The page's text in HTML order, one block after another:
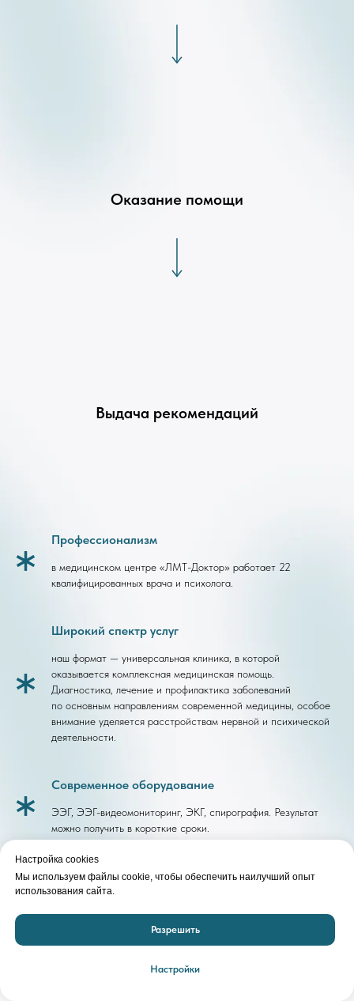
Настройка cookies
Мы используем файлы cookie, чтобы обеспечить наилучший опыт
использования сайта.
Разрешить
Настройки
Оказание помощи
Выдача рекомендаций
Профессионализм
в медицинском центре «ЛМТ-Доктор» работает 22
квалифицированных врача и психолога.
Широкий спектр услуг
наш формат — универсальная клиника, в которой
оказывается комплексная медицинская помощь.
Диагностика, лечение и профилактика заболеваний
по основным направлениям современной медицины, особое
внимание уделяется расстройствам нервной и психической
деятельности.
Современное оборудование
ЭЭГ, ЭЭГ-видеомониторинг, ЭКГ, спирография. Результат
можно получить в короткие сроки.
Высокий уровень обслуживания
индивидуальный подход к каждому посетителю медицинского
центра, чуткий и внимательный персонал.